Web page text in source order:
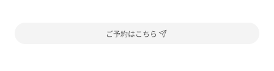
ご予約はこちら